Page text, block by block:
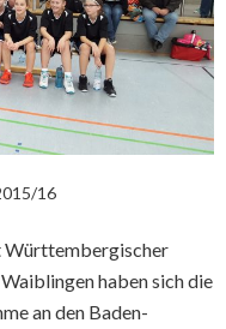
16
Württembergischer
haben sich die
an den Baden-